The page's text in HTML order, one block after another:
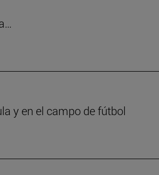
y en el campo de fútbol